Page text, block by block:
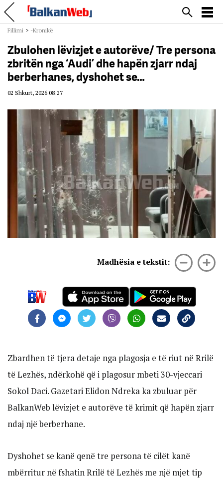
Fillimi > -Kronikë
Zbulohen lëvizjet e autorëve/ Tre persona
zbritën nga ‘Audi’ dhe hapën zjarr ndaj
berberhanes, dyshohet se…
02 Shkurt, 2026 08:27
Madhësia e tekstit:
Zbardhen të tjera detaje nga plagosja e të riut në Rrilë
të Lezhës, ndërkohë që i plagosur mbeti 30-vjeccari
Sokol Daci. Gazetari Elidon Ndreka ka zbuluar për
BalkanWeb lëvizjet e autorëve të krimit që hapën zjarr
ndaj një berberhane.
Dyshohet se kanë qenë tre persona të cilët kanë
mbërritur në fshatin Rrilë të Lezhës me një mjet tip